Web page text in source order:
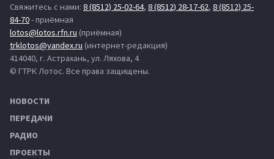
Свяжитесь с нами: 8 (8512) 25-02-64, 8 (8512) 28-17-62, 8 (8512) 25-
84-70- приёмная
lotos@lotos.rfn.ru (приёмная)
trklotos@yandex.ru (интернет-редакция)
414040, г. Астрахань, ул. Ляхова, 4
© ГТРК Лотос. Все права защищены.
НОВОСТИ
ПЕРЕДАЧИ
РАДИО
ПРОЕКТЫ